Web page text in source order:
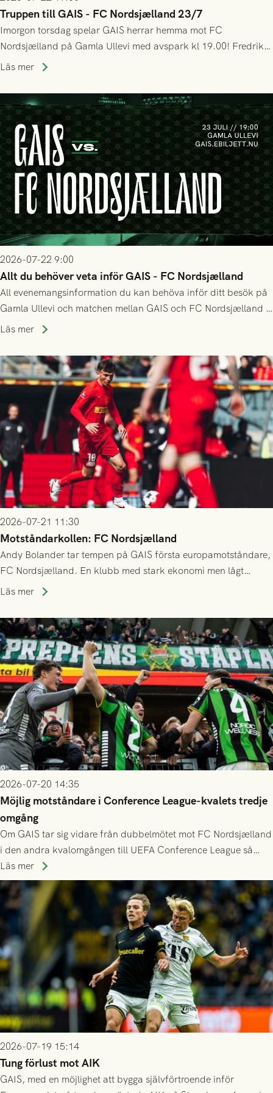
Truppen till GAIS - FC Nordsjælland 23/7
Imorgon torsdag spelar GAIS herrar hemma mot FC
Nordsjælland på Gamla Ullevi med avspark kl 19.00! Fredrik
Holmberg och ledarstaben har tagit ut följande trupp till
Läs mer
2026-07-22 9:00
Allt du behöver veta inför GAIS - FC Nordsjælland
All evenemangsinformation du kan behöva inför ditt besök på
Gamla Ullevi och matchen mellan GAIS och FC Nordsjælland i
kvalet till Conference League! Avspark kl 19.00 på torsdag
Läs mer
2026-07-21 11:30
Motståndarkollen: FC Nordsjælland
Andy Bolander tar tempen på GAIS första europamotståndare,
FC Nordsjælland. En klubb med stark ekonomi men lågt
publiksnitt, ett lag med både kollektiv styrka och individuell
Läs mer
2026-07-20 14:35
Möjlig motståndare i Conference League-kvalets tredje
omgång
Om GAIS tar sig vidare från dubbelmötet mot FC Nordsjælland
i den andra kvalomgången till UEFA Conference League så
spelas den tredje kvalomgången kort därpå. Motståndare blir
då vinnaren i mötet mellan isländska Valur och HŠK Zrinjski
Mostar från Bosnien och Hercegovina.
Läs mer
2026-07-19 15:14
Tung förlust mot AIK
GAIS, med en möjlighet att bygga självförtroende inför